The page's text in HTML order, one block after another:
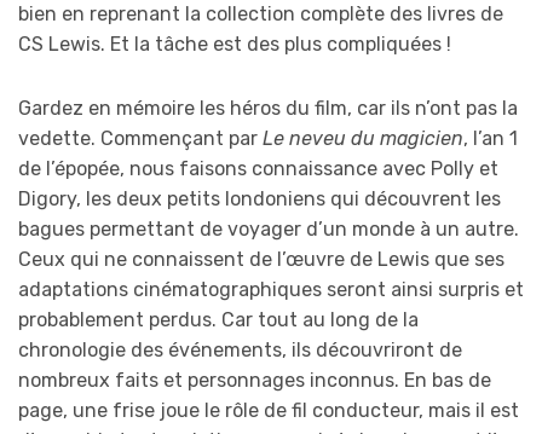
bien en reprenant la collection complète des livres de
CS Lewis. Et la tâche est des plus compliquées !
Gardez en mémoire les héros du film, car ils n’ont pas la
vedette. Commençant par Le neveu du magicien, l’an 1
de l’épopée, nous faisons connaissance avec Polly et
Digory, les deux petits londoniens qui découvrent les
bagues permettant de voyager d’un monde à un autre.
Ceux qui ne connaissent de l’œuvre de Lewis que ses
adaptations cinématographiques seront ainsi surpris et
probablement perdus. Car tout au long de la
chronologie des événements, ils découvriront de
nombreux faits et personnages inconnus. En bas de
page, une frise joue le rôle de fil conducteur, mais il est